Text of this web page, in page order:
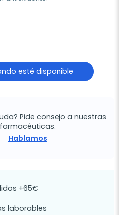
esté disponible
Pide consejo a nuestras
farmacéuticas.
Hablamos
+65€
laborables